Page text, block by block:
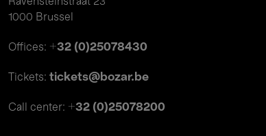
Ravensteinstraat 23
1000 Brussel
Offices: +32 (0)25078430
Tickets: tickets@bozar.be
Call center: +32 (0)25078200